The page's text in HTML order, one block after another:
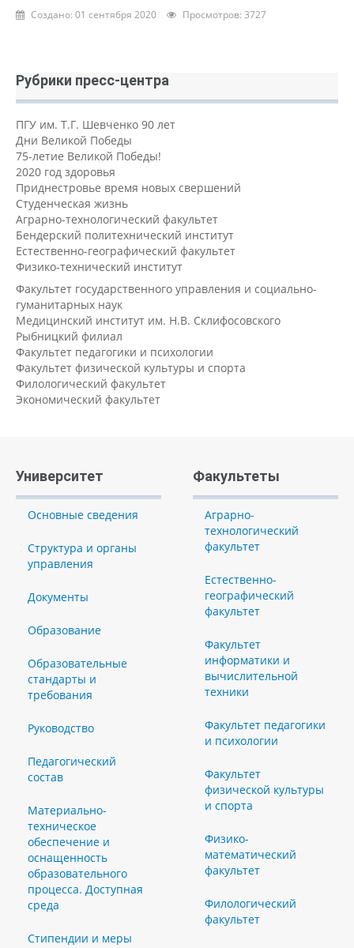
Создано: 01 сентября 2020 Просмотров: 3727
Рубрики пресс-центра
ПГУ им. Т.Г. Шевченко 90 лет
Дни Великой Победы
75-летие Великой Победы!
2020 год здоровья
Приднестровье время новых свершений
Студенческая жизнь
Аграрно-технологический факультет
Бендерский политехнический институт
Естественно-географический факультет
Физико-технический институт
Факультет государственного управления и социально-
гуманитарных наук
Медицинский институт им. Н.В. Склифосовского
Рыбницкий филиал
Факультет педагогики и психологии
Факультет физической культуры и спорта
Филологический факультет
Экономический факультет
Университет
Основные сведения
Структура и органы
управления
Документы
Образование
Образовательные
стандарты и
требования
Руководство
Педагогический
состав
Материально-
техническое
обеспечение и
оснащенность
образовательного
процесса. Доступная
среда
Стипендии и меры
Факультеты
Аграрно-
технологический
факультет
Естественно-
географический
факультет
Факультет
информатики и
вычислительной
техники
Факультет педагогики
и психологии
Факультет
физической культуры
и спорта
Физико-
математический
факультет
Филологический
факультет